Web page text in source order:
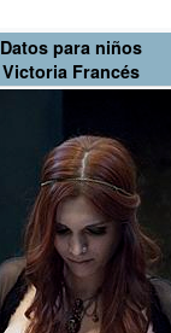
Datos para niños
Victoria Francés